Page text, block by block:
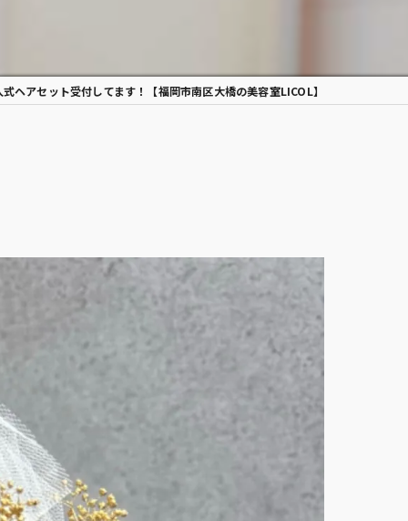
カウンセリング
式ヘアセット受付してます！【福岡市南区大橋の美容室LICOL】